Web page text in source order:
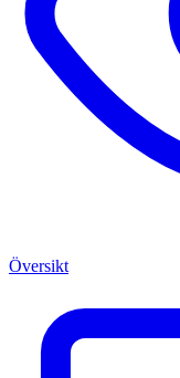
Översikt